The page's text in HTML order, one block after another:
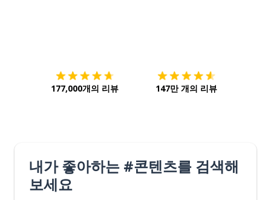
177,000개의 리뷰 147만 개의 리뷰
내가 좋아하는 #콘텐츠를 검색해
보세요